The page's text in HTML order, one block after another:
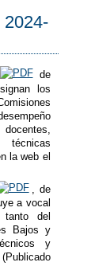
2024-
de
los
la web el
, de
a vocal
del
Bajos y
y